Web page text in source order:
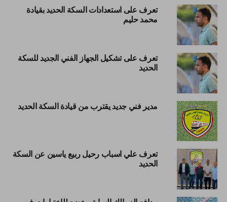
تعرف على استعدادات السكة الحديد بقيادة
محمد حليم
تعرف على تشكيل الجهاز الفني الجديد للسكة
الحديد
مدير فني جديد يقترب من قيادة السكة الحديد
تعرف علي اسباب رحيل ربيع ياسين عن السكة
الحديد